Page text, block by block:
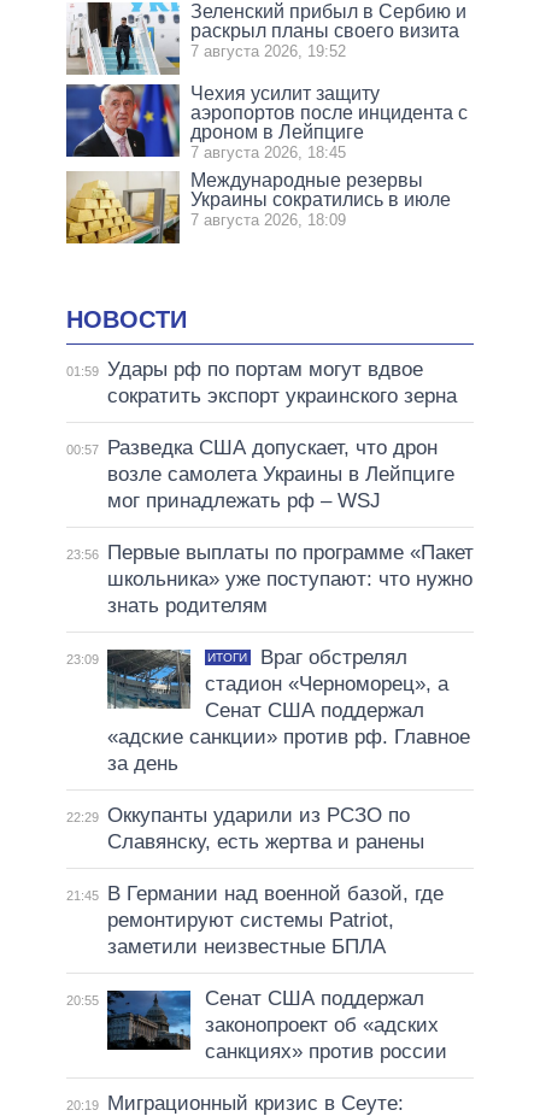
Зеленский прибыл в Сербию и
раскрыл планы своего визита
7 августа 2026, 19:52
Чехия усилит защиту
аэропортов после инцидента с
дроном в Лейпциге
7 августа 2026, 18:45
Международные резервы
Украины сократились в июле
7 августа 2026, 18:09
НОВОСТИ
01:59 Удары рф по портам могут вдвое
сократить экспорт украинского зерна
00:57
Разведка США допускает, что дрон
возле самолета Украины в Лейпциге
мог принадлежать рф – WSJ
23:56
Первые выплаты по программе «Пакет
школьника» уже поступают: что нужно
знать родителям
23:09 ИТОГИ
Враг обстрелял
стадион «Черноморец», а
Сенат США поддержал
«адские санкции» против рф. Главное
за день
22:29 Оккупанты ударили из РСЗО по
Славянску, есть жертва и ранены
21:45
В Германии над военной базой, где
ремонтируют системы Patriot,
заметили неизвестные БПЛА
20:55
Сенат США поддержал
законопроект об «адских
санкциях» против россии
20:19
Миграционный кризис в Сеуте: